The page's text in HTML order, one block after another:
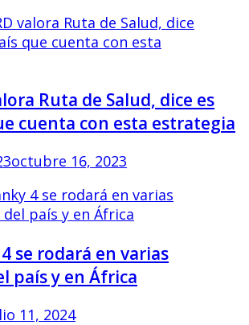
Ruta de Salud, dice es
cuenta con esta estrategia
octubre 16, 2023
se rodará en varias
país y en África
11, 2024